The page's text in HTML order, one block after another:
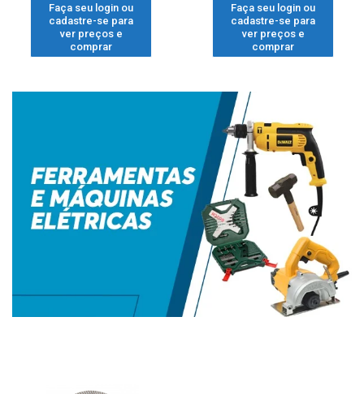
Faça seu login ou
cadastre-se para
ver preços e
comprar
Faça seu login ou
cadastre-se para
ver preços e
comprar